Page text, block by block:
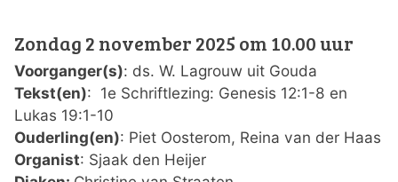
Zondag 2 november 2025 om 10.00 uur
Voorganger(s): ds. W. Lagrouw uit Gouda
Tekst(en): 1e Schriftlezing: Genesis 12:1-8 en
Lukas 19:1-10
Ouderling(en): Piet Oosterom, Reina van der Haas
Organist: Sjaak den Heijer